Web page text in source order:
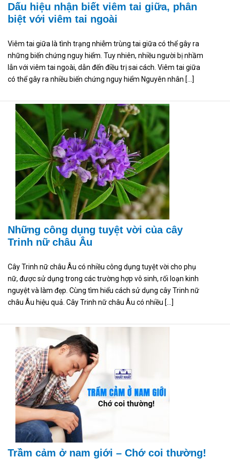
Dấu hiệu nhận biết viêm tai giữa, phân
biệt với viêm tai ngoài
Viêm tai giữa là tình trạng nhiễm trùng tai giữa có thể gây ra
những biến chứng nguy hiểm. Tuy nhiên, nhiều người bị nhầm
lẫn với viêm tai ngoài, dẫn đến điều trị sai cách. Viêm tai giữa
có thể gây ra nhiều biến chứng nguy hiểm Nguyên nhân […]
Những công dụng tuyệt vời của cây
Trinh nữ châu Âu
Cây Trinh nữ châu Âu có nhiều công dụng tuyệt vời cho phụ
nữ, được sử dụng trong các trường hợp vô sinh, rối loạn kinh
nguyệt và làm đẹp. Cùng tìm hiểu cách sử dụng cây Trinh nữ
châu Âu hiệu quả. Cây Trinh nữ châu Âu có nhiều […]
Trầm cảm ở nam giới – Chớ coi thường!